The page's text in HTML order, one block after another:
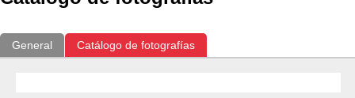
General Catálogo de fotografías